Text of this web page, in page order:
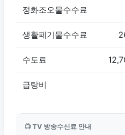
정화조오물수수료
생활폐기물수수료
수도료
급탕비
📺 TV 방송수신료 안내